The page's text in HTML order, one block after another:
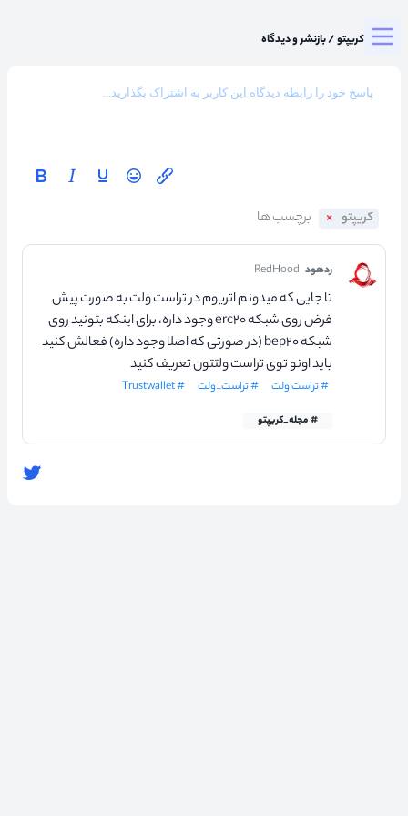
میزگرد کریپتو/بازنشر و دیدگاه
کریپتو
ردهود RedHood
تا جایی که میدونم اتریوم در تراست ولت به صورت پیش
فرض روی شبکه erc۲۰ وجود داره، برای اینکه بتونید روی
شبکه bep۲۰ (در صورتی که اصلا وجود داره) فعالش کنید
باید اونو توی تراست ولتتون تعریف کنید
# تراست ولت # تراست_ولت # Trustwallet
# مجله_کریپتو